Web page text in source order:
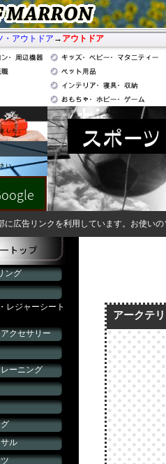
・アウトドア → アウトドア
に広告リンクを利用しています。お使い
アークテ